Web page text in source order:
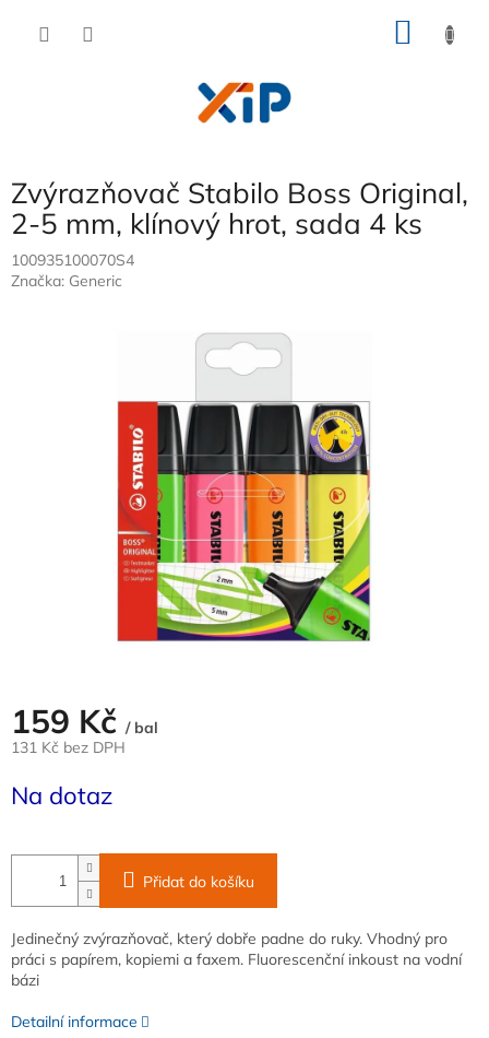
Zvýrazňovač Stabilo Boss Original,
2-5 mm, klínový hrot, sada 4 ks
100935100070S4
Značka: Generic
159 Kč / bal
131 Kč bez DPH
cena:
Na dotaz
Přidat do košíku
Jedinečný zvýrazňovač, který dobře padne do ruky. Vhodný pro
práci s papírem, kopiemi a faxem. Fluorescenční inkoust na vodní
bázi
Detailní informace